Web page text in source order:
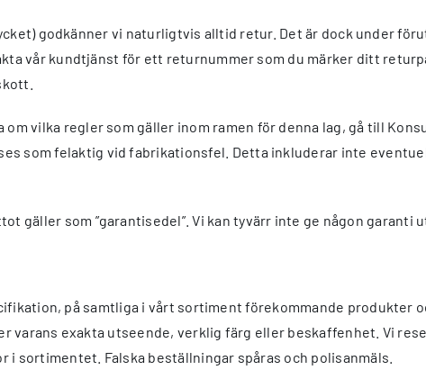
godkänner vi naturligtvis alltid retur. Det är dock under
vår kundtjänst för ett returnummer som du märker ditt
vilka regler som gäller inom ramen för denna lag, gå till
som felaktig vid fabrikationsfel. Detta inkluderar inte
gäller som ”garantisedel”. Vi kan tyvärr inte ge någon garanti
på samtliga i vårt sortiment förekommande produkter
varans exakta utseende, verklig färg eller beskaffenhet. Vi
sortimentet. Falska beställningar spåras och polisanmäls.